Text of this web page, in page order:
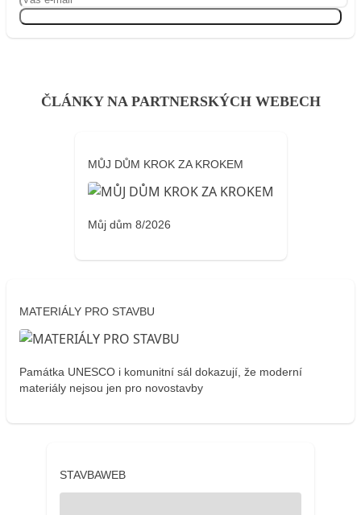
ČLÁNKY NA PARTNERSKÝCH WEBECH
MŮJ DŮM KROK ZA KROKEM
Můj dům 8/2026
MATERIÁLY PRO STAVBU
Památka UNESCO i komunitní sál dokazují, že moderní
materiály nejsou jen pro novostavby
STAVBAWEB